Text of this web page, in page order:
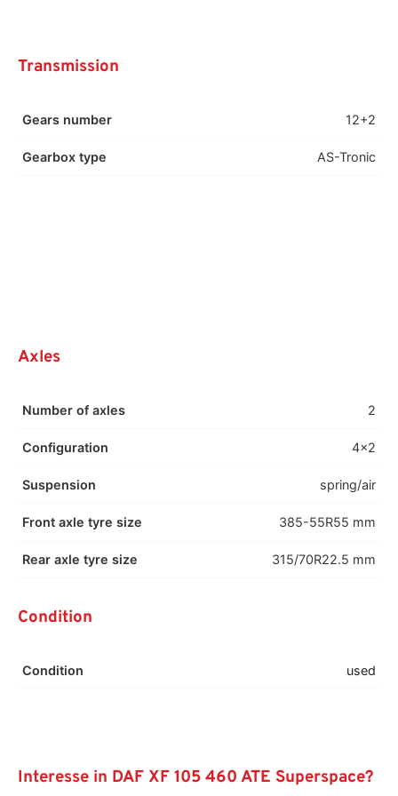
Transmission
Gears number 12+2
Gearbox type AS-Tronic
Axles
Number of axles 2
Configuration 4x2
Suspension spring/air
Front axle tyre size 385-55R55 mm
Rear axle tyre size 315/70R22.5 mm
Condition
Condition used
Interesse in DAF XF 105 460 ATE Superspace?